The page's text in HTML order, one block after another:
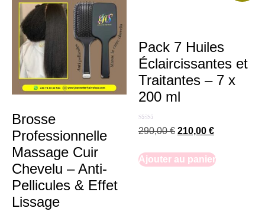
Brosse
Professionnelle
Massage Cuir
Chevelu – Anti-
Pellicules & Effet
Lissage
Pack 7 Huiles
Éclaircissantes et
Traitantes – 7 x
200 ml
Note
5.00
290,00€ 210,00 €
Ajouter au panier